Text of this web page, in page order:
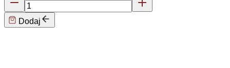
Dodaj